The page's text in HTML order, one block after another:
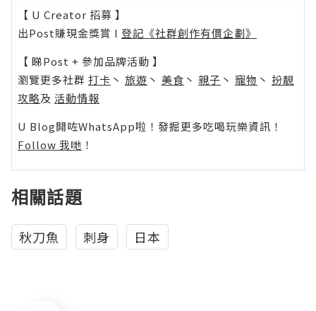
【 U Creator 招募 】
出Post賺現金獎賞 l 登記《社群創作有價企劃》
【 睇Post + 參加品牌活動 】
瀏覽更多社群 打卡 丶 旅遊 丶 美食 丶 親子 丶 寵物 丶 扮靚
攻略及 活動情報
U Blog開咗WhatsApp啦！發掘更多吃喝玩樂資訊！
Follow 我哋 ！
相關話題
秋刀魚 刺身 日本